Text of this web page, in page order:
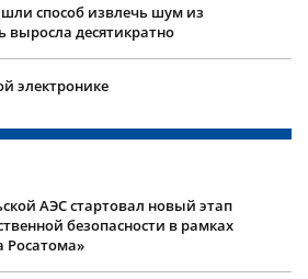
способ извлечь шум из
выросла десятикратно
электронике
АЭС стартовал новый этап
безопасности в рамках
Росатома»